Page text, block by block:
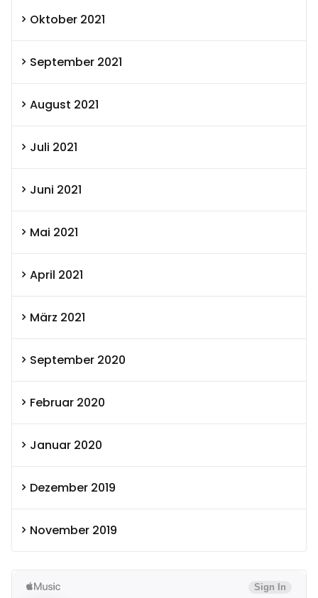
Oktober 2021
September 2021
August 2021
Juli 2021
Juni 2021
Mai 2021
April 2021
März 2021
September 2020
Februar 2020
Januar 2020
Dezember 2019
November 2019